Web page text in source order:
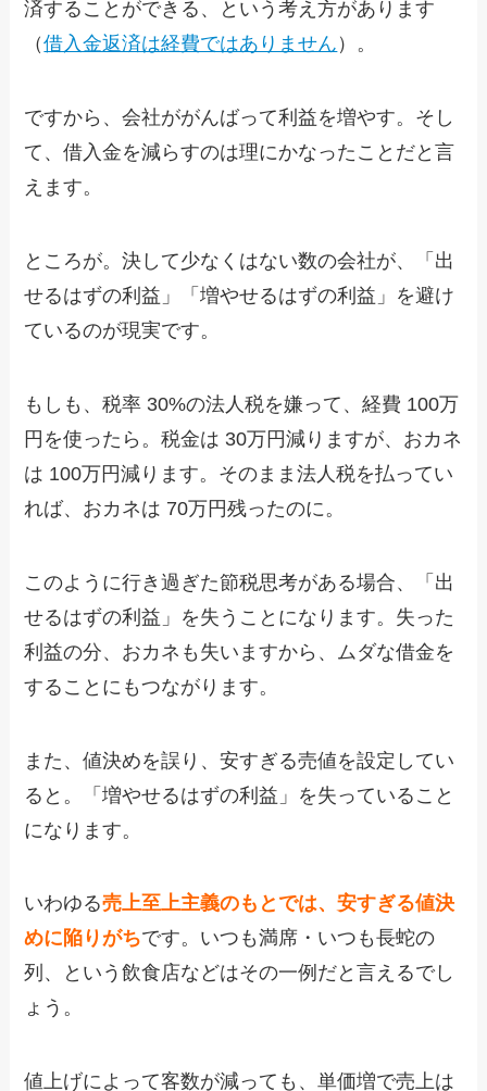
済することができる、という考え方があります
（借入金返済は経費ではありません ）。
ですから、会社ががんばって利益を増やす。そし
て、借入金を減らすのは理にかなったことだと言
えます。
ところが。決して少なくはない数の会社が、「出
せるはずの利益」「増やせるはずの利益」を避け
ているのが現実です。
もしも、税率 30%の法人税を嫌って、経費 100万
円を使ったら。税金は 30万円減りますが、おカネ
は 100万円減ります。そのまま法人税を払ってい
れば、おカネは 70万円残ったのに。
このように行き過ぎた節税思考がある場合、「出
せるはずの利益」を失うことになります。失った
利益の分、おカネも失いますから、ムダな借金を
することにもつながります。
また、値決めを誤り、安すぎる売値を設定してい
ると。「増やせるはずの利益」を失っていること
になります。
いわゆる売上至上主義のもとでは、安すぎる値決
めに陥りがちです。いつも満席・いつも長蛇の
列、という飲食店などはその一例だと言えるでし
ょう。
値上げによって客数が減っても、単価増で売上は